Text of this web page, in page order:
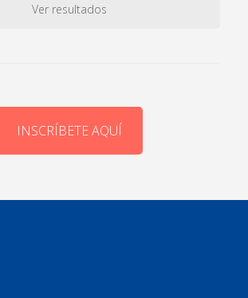
Ver resultados
INSCRÍBETE AQUÍ